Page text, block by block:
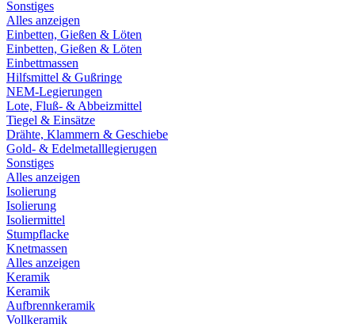
Sonstiges
Alles anzeigen
Einbetten, Gießen & Löten
Einbetten, Gießen & Löten
Einbettmassen
Hilfsmittel & Gußringe
NEM-Legierungen
Lote, Fluß- & Abbeizmittel
Tiegel & Einsätze
Drähte, Klammern & Geschiebe
Gold- & Edelmetalllegierugen
Sonstiges
Alles anzeigen
Isolierung
Isolierung
Isoliermittel
Stumpflacke
Knetmassen
Alles anzeigen
Keramik
Keramik
Aufbrennkeramik
Vollkeramik